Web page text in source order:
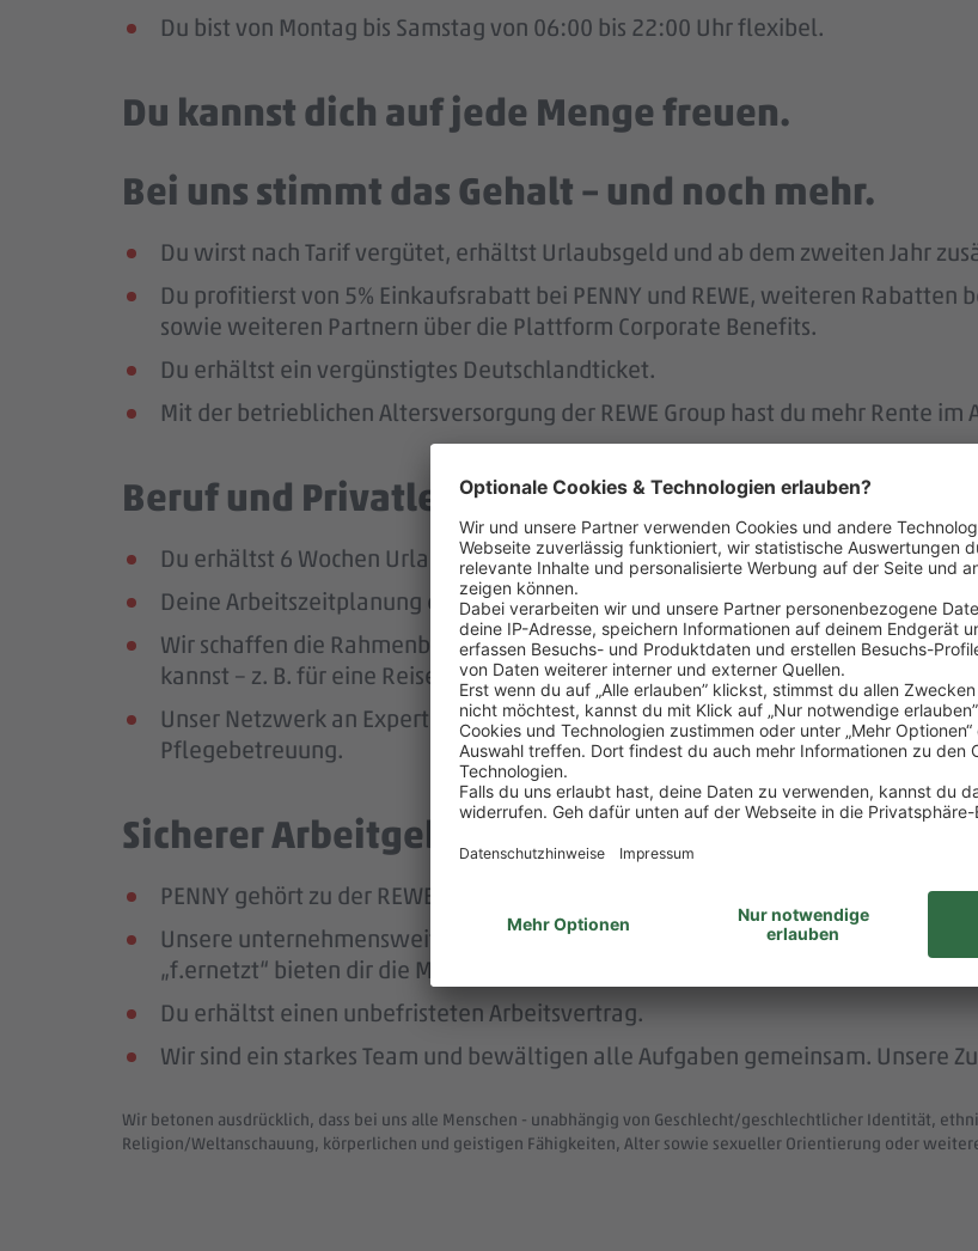
Du bist von Montag bis Samstag von 06:00 bis 22:00 Uhr flexibel.
Du kannst dich auf jede Menge freuen.
Bei uns stimmt das Gehalt – und noch mehr.
Du wirst nach Tarif vergütet, erhältst Urlaubsgeld und ab dem zweiten Jahr
Du profitierst von 5% Einkaufsrabatt bei PENNY und REWE, weiteren Rabatten
sowie weiteren Partnern über die Plattform Corporate Benefits.
Du erhältst ein vergünstigtes Deutschlandticket.
Mit der betrieblichen Altersversorgung der REWE Group hast du mehr Rente im
Beruf und Privatleben vereinbaren – das
Du erhältst 6 Wochen Urlaub pro Jahr.
Deine Arbeitszeitplanung erfolgt in der Regel 2 Wochen im Voraus.
Wir schaffen die Rahmenbedingungen dafür, dass du dir nach 3 Jahren bei
kannst – z. B. für eine Reise oder einen Hausbau.
Unser Netzwerk an Expert:innen unterstützt dich durch die Vermittlung von
Pflegebetreuung.
Sicherer Arbeitgeber – nachhaltig und
PENNY gehört zu der REWE Group, einem der größten Arbeitgeber
Unsere unternehmensweiten Netzwerke wie das LGBTIQ-Netzwerk „DITO –
„f.ernetzt“ bieten dir die Möglichkeit zum Austausch rund um Karriere und
Du erhältst einen unbefristeten Arbeitsvertrag.
Wir sind ein starkes Team und bewältigen alle Aufgaben gemeinsam. Unsere
Wir betonen ausdrücklich, dass bei uns alle Menschen - unabhängig von Geschlecht/geschlechtlicher Identität,
Religion/Weltanschauung, körperlichen und geistigen Fähigkeiten, Alter sowie sexueller Orientierung oder